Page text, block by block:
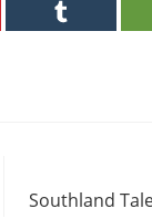
Southland